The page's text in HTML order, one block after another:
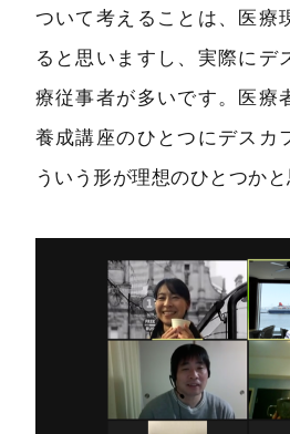
ついて考えることは、医療
ると思いますし、実際にデ
療従事者が多いです。医療
養成講座のひとつにデスカ
ういう形が理想のひとつかと